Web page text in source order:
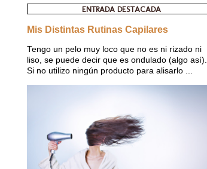
ENTRADA DESTACADA
Mis Distintas Rutinas Capilares
Tengo un pelo muy loco que no es ni rizado ni
liso, se puede decir que es ondulado (algo así).
Si no utilizo ningún producto para alisarlo ...